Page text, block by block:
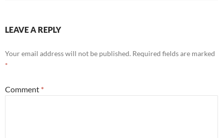
LEAVE A REPLY
Your email address will not be published. Required fields are marked
*
Comment *